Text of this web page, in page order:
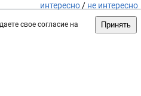
свое согласие на
Принять
интересно / не интересно